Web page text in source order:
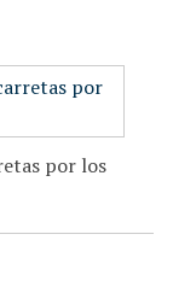
por los